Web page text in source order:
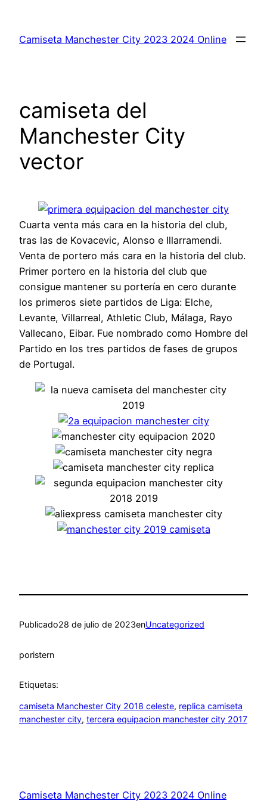
contenido
Camiseta Manchester City 2023 2024 Online
camiseta del
Manchester City
vector
Cuarta venta más cara en la historia del club,
tras las de Kovacevic, Alonso e Illarramendi.
Venta de portero más cara en la historia del club.
Primer portero en la historia del club que
consigue mantener su portería en cero durante
los primeros siete partidos de Liga: Elche,
Levante, Villarreal, Athletic Club, Málaga, Rayo
Vallecano, Eibar. Fue nombrado como Hombre del
Partido en los tres partidos de fases de grupos
de Portugal.
Publicado28 de julio de 2023enUncategorized
poristern
Etiquetas:
camiseta Manchester City 2018 celeste, replica camiseta
manchester city, tercera equipacion manchester city 2017
Camiseta Manchester City 2023 2024 Online